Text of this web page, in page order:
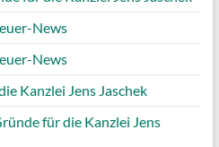
News
News
Kanzlei Jens Jaschek
für die Kanzlei Jens